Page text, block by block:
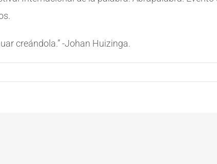
creándola.” -Johan Huizinga.